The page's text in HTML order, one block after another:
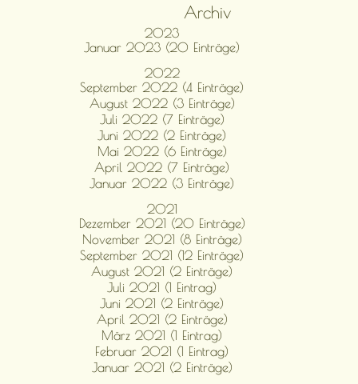
Archiv
2023
Januar 2023 (20 Einträge)
2022
September 2022 (4 Einträge)
August 2022 (3 Einträge)
Juli 2022 (7 Einträge)
Juni 2022 (2 Einträge)
Mai 2022 (6 Einträge)
April 2022 (7 Einträge)
Januar 2022 (3 Einträge)
2021
Dezember 2021 (20 Einträge)
November 2021 (8 Einträge)
September 2021 (12 Einträge)
August 2021 (2 Einträge)
Juli 2021 (1 Eintrag)
Juni 2021 (2 Einträge)
April 2021 (2 Einträge)
März 2021 (1 Eintrag)
Februar 2021 (1 Eintrag)
Januar 2021 (2 Einträge)